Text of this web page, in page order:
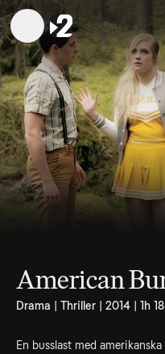
American
Drama | Thriller | 2014 | 1h
En busslast med